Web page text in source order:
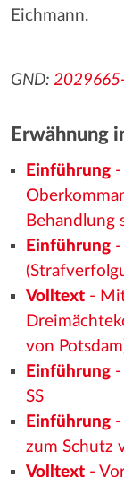
Eichmann.
GND:
Erwähnung
Einführung-
Behandlung
Einführung-
Volltext-
von
Einführung-
SS
Einführung-
zum Schutz
Volltext-